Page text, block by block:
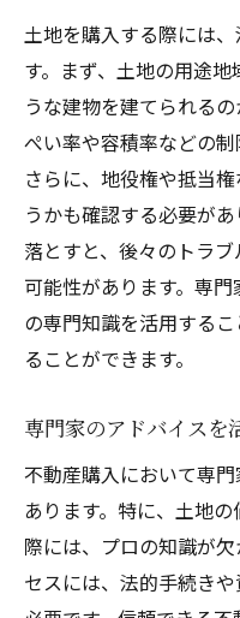
地域になじむ
法
新居での生活
び方
新生活に必要
新しい生活環
築
土地を購入する際には
す。まず、土地の用途
うな建物を建てられる
ぺい率や容積率などの制
さらに、地役権や抵当
うかも確認する必要が
落とすと、後々のトラ
可能性があります。専
の専門知識を活用する
ることができます。
専門家のアドバイスを
不動産購入において専
あります。特に、土地
際には、プロの知識が
セスには、法的手続き